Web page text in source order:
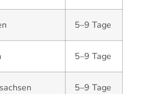
5–9 Tage
5–9 Tage
5–9 Tage